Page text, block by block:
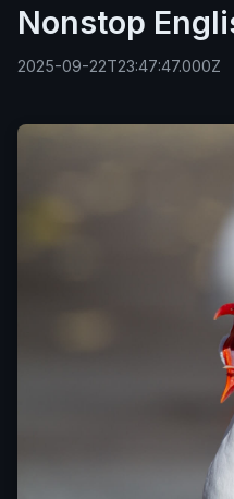
Nonstop
2025-09-22T23:47:47.000Z